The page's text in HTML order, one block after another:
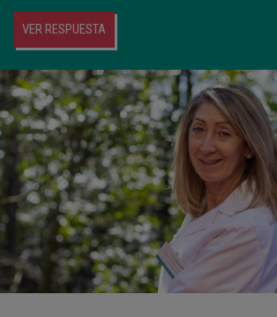
VER RESPUESTA